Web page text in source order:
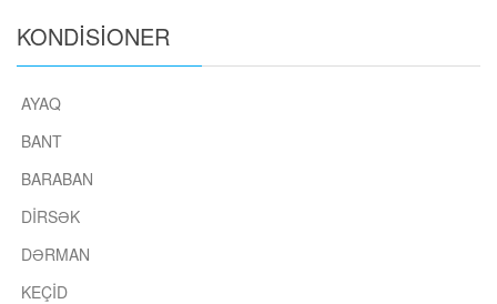
KONDİSİONER
AYAQ
BANT
BARABAN
DIRSƏK
DƏRMAN
KEÇID